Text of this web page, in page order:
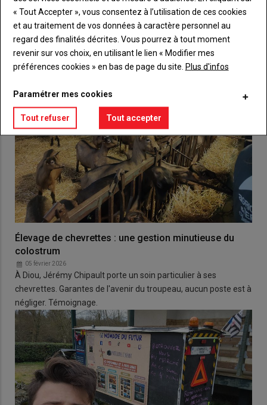
VOUS AIMEREZ AUSSI
Élevage de chevrettes : une gestion minutieuse du
colostrum
05 février 2026
À Diou, Jérémy Chipault porte un soin particulier à ses
chevrettes. Garantes de l'avenir du troupeau, aucun poste est à
négliger. Témoignage.
« Tout Accepter », vous consentez à l’utilisation de ces cookies
et au traitement de vos données à caractère personnel au
regard des finalités décrites. Vous pourrez à tout moment
revenir sur vos choix, en utilisant le lien « Modifier mes
préférences cookies » en bas de page du site. Plus d'infos
Paramétrer mes cookies
Tout refuser Tout accepter